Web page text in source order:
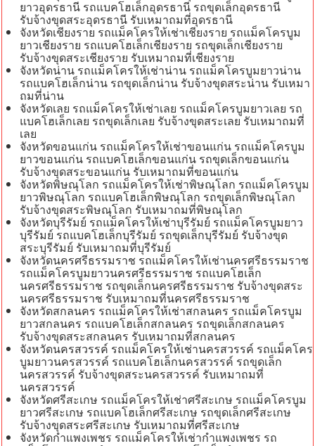
ยาวอุดรธานี รถแบคโฮเล็กอุดรธานี รถขุดเล็กอุดรธานี
รับจ้างขุดสระอุดรธานี รับเหมาถมที่อุดรธานี
จังหวัดเชียงราย รถแม็คโครให้เช่าเชียงราย รถแม็คโครบูม
ยาวเชียงราย รถแบคโฮเล็กเชียงราย รถขุดเล็กเชียงราย
รับจ้างขุดสระเชียงราย รับเหมาถมที่เชียงราย
จังหวัดน่าน รถแม็คโครให้เช่าน่าน รถแม็คโครบูมยาวน่าน
รถแบคโฮเล็กน่าน รถขุดเล็กน่าน รับจ้างขุดสระน่าน รับเหมา
ถมที่น่าน
จังหวัดเลย รถแม็คโครให้เช่าเลย รถแม็คโครบูมยาวเลย รถ
แบคโฮเล็กเลย รถขุดเล็กเลย รับจ้างขุดสระเลย รับเหมาถมที่
เลย
จังหวัดขอนแก่น รถแม็คโครให้เช่าขอนแก่น รถแม็คโครบูม
ยาวขอนแก่น รถแบคโฮเล็กขอนแก่น รถขุดเล็กขอนแก่น
รับจ้างขุดสระขอนแก่น รับเหมาถมที่ขอนแก่น
จังหวัดพิษณุโลก รถแม็คโครให้เช่าพิษณุโลก รถแม็คโครบูม
ยาวพิษณุโลก รถแบคโฮเล็กพิษณุโลก รถขุดเล็กพิษณุโลก
รับจ้างขุดสระพิษณุโลก รับเหมาถมที่พิษณุโลก
จังหวัดบุรีรัมย์ รถแม็คโครให้เช่าบุรีรัมย์ รถแม็คโครบูมยาว
บุรีรัมย์ รถแบคโฮเล็กบุรีรัมย์ รถขุดเล็กบุรีรัมย์ รับจ้างขุด
สระบุรีรัมย์ รับเหมาถมที่บุรีรัมย์
จังหวัดนครศรีธรรมราช รถแม็คโครให้เช่านครศรีธรรมราช
รถแม็คโครบูมยาวนครศรีธรรมราช รถแบคโฮเล็ก
นครศรีธรรมราช รถขุดเล็กนครศรีธรรมราช รับจ้างขุดสระ
นครศรีธรรมราช รับเหมาถมที่นครศรีธรรมราช
จังหวัดสกลนคร รถแม็คโครให้เช่าสกลนคร รถแม็คโครบูม
ยาวสกลนคร รถแบคโฮเล็กสกลนคร รถขุดเล็กสกลนคร
รับจ้างขุดสระสกลนคร รับเหมาถมที่สกลนคร
จังหวัดนครสวรรค์ รถแม็คโครให้เช่านครสวรรค์ รถแม็คโคร
บูมยาวนครสวรรค์ รถแบคโฮเล็กนครสวรรค์ รถขุดเล็ก
นครสวรรค์ รับจ้างขุดสระนครสวรรค์ รับเหมาถมที่
นครสวรรค์
จังหวัดศรีสะเกษ รถแม็คโครให้เช่าศรีสะเกษ รถแม็คโครบูม
ยาวศรีสะเกษ รถแบคโฮเล็กศรีสะเกษ รถขุดเล็กศรีสะเกษ
รับจ้างขุดสระศรีสะเกษ รับเหมาถมที่ศรีสะเกษ
จังหวัดกำแพงเพชร รถแม็คโครให้เช่ากำแพงเพชร รถ